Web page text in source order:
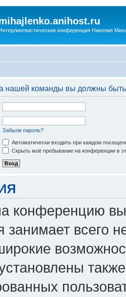
конференция Николая
нашей команды вы должны
Забыли пароль?
Автоматически входить при каждом
Скрыть моё пребывание на конференции в
конференцию
занимает всего